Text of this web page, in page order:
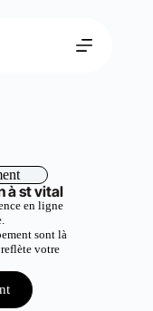
à st vital
en ligne
sont là
votre